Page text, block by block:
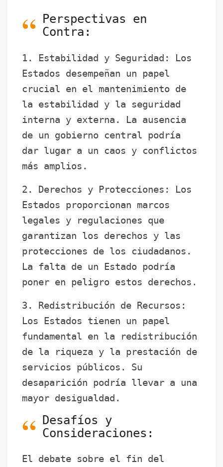
Perspectivas en
Contra:
1. Estabilidad y Seguridad: Los
Estados desempeñan un papel
crucial en el mantenimiento de
la estabilidad y la seguridad
interna y externa. La ausencia
de un gobierno central podría
dar lugar a un caos y conflictos
más amplios.
2. Derechos y Protecciones: Los
Estados proporcionan marcos
legales y regulaciones que
garantizan los derechos y las
protecciones de los ciudadanos.
La falta de un Estado podría
poner en peligro estos derechos.
3. Redistribución de Recursos:
Los Estados tienen un papel
fundamental en la redistribución
de la riqueza y la prestación de
servicios públicos. Su
desaparición podría llevar a una
mayor desigualdad.
Desafíos y
Consideraciones:
El debate sobre el fin del